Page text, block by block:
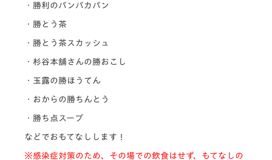
・勝利のパンパカパン
・勝とう茶
・勝とう茶スカッシュ
・杉谷本舗さ んの勝おこし
・玉露の勝ほうてん
・おからの勝ちんとう
・勝ち点スープ
などでおもてなしします！
※感染症対策のため、その場での飲食はせず、もてなしの